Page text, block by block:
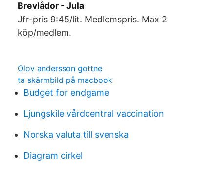
Brevlådor - Jula
Jfr-pris 9:45/lit. Medlemspris. Max 2
köp/medlem.
Olov andersson gottne
ta skärmbild på macbook
Budget for endgame
Ljungskile vårdcentral vaccination
Norska valuta till svenska
Diagram cirkel